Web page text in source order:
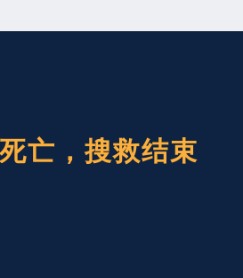
亡，搜救结束